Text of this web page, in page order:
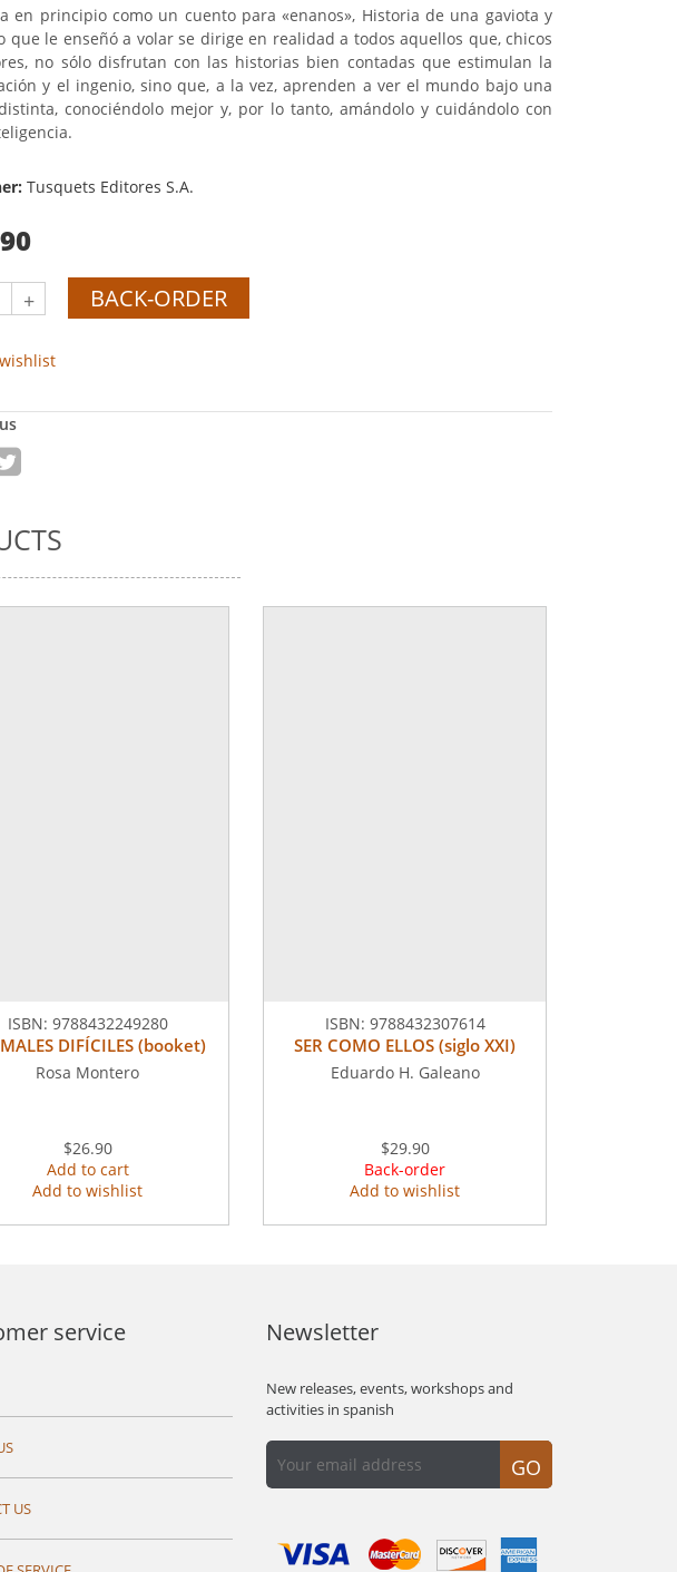
en principio como un cuento para «enanos», Historia de una gaviota y
que le enseñó a volar se dirige en realidad a todos aquellos que, chicos
no sólo disfrutan con las historias bien contadas que estimulan la
y el ingenio, sino que, a la vez, aprenden a ver el mundo bajo una
conociéndolo mejor y, por lo tanto, amándolo y cuidándolo con
Tusquets Editores S.A.
+ BACK-ORDER
ISBN: 9788432249280
DIFÍCILES (booket)
Rosa Montero
$26.90
Add to cart
Add to wishlist
ISBN: 9788432307614
SER COMO ELLOS (siglo XXI)
Eduardo H. Galeano
$29.90
Back-order
Add to wishlist
service
US
Newsletter
New releases, events, workshops and
activities in spanish
GO